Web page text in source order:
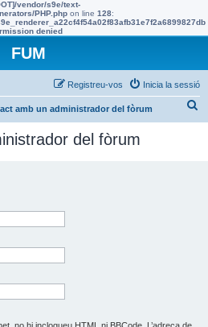
vendor/s9e/text-
PHP.php on line 128:
denied
FUM
Inicia la sessió
Registreu-vos
amb un administrador del fòrum
del fòrum